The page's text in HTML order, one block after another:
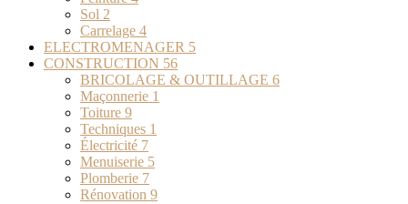
Sol 2
Carrelage 4
ELECTROMENAGER 5
CONSTRUCTION 56
BRICOLAGE & OUTILLAGE 6
Maçonnerie 1
Toiture 9
Techniques 1
Électricité 7
Menuiserie 5
Plomberie 7
Rénovation 9